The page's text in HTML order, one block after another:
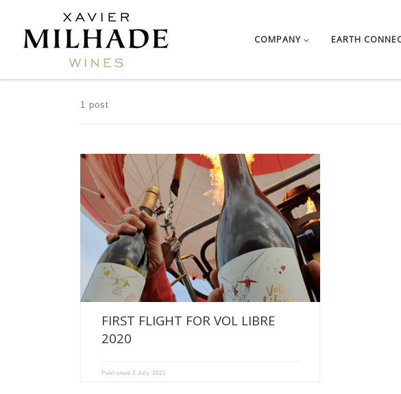
Skip to content
COMPANY EARTH
1 post
Flight over the Fronsadais this morning with our
newborn, VOL […]
FIRST FLIGHT FOR VOL LIBRE
2020
Published2 July 2021